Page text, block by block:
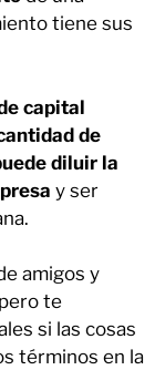
tiene sus
capital
de
diluir la
y ser
amigos y
te
si las cosas
términos en la